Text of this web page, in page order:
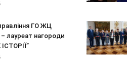
ГО ЖЦ
лауреат нагороди